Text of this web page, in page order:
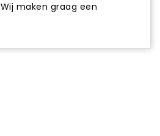
Wij maken graag een